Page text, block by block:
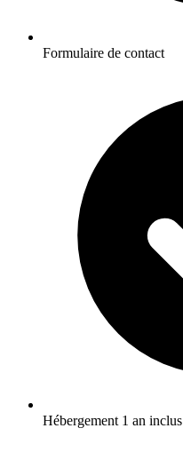
Formulaire de contact
Hébergement 1 an inclus